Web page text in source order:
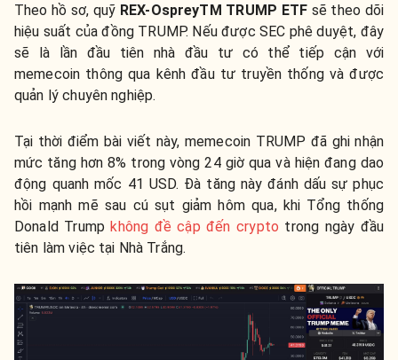
Theo hồ sơ, quỹ REX-OspreyTM TRUMP ETF sẽ theo dõi
hiệu suất của đồng TRUMP. Nếu được SEC phê duyệt, đây
sẽ là lần đầu tiên nhà đầu tư có thể tiếp cận với
memecoin thông qua kênh đầu tư truyền thống và được
quản lý chuyên nghiệp.
Tại thời điểm bài viết này, memecoin TRUMP đã ghi nhận
mức tăng hơn 8% trong vòng 24 giờ qua và hiện đang dao
động quanh mốc 41 USD. Đà tăng này đánh dấu sự phục
hồi mạnh mẽ sau cú sụt giảm hôm qua, khi Tổng thống
Donald Trumpkhông đề cập đến crypto trong ngày đầu
tiên làm việc tại Nhà Trắng.